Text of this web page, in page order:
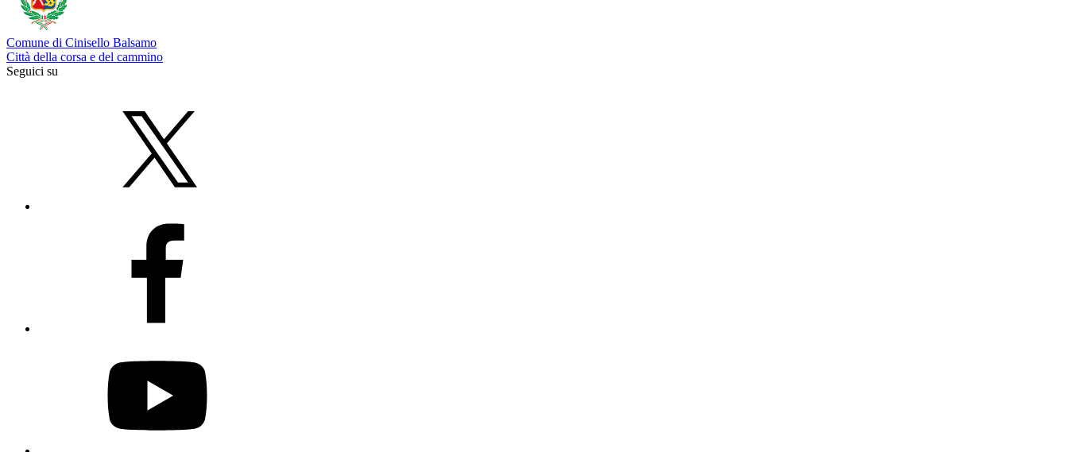
Comune di Cinisello Balsamo
Città della corsa e del cammino
Seguici su